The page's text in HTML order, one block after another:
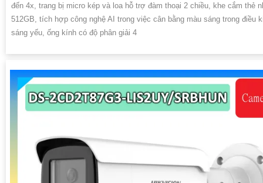
đến 4x, trang bị micro kép và loa hỗ trợ đàm thoại 2 chiều, khe cắm thẻ
512GB, tích hợp công nghệ AI trong việc cân bằng màu sáng trong điều
sáng yếu, ống kính có độ phân giải 4